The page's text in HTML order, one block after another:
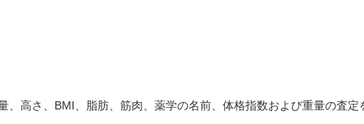
高さ、BMI、脂肪、筋肉、薬学の名前、体格指数および重量の